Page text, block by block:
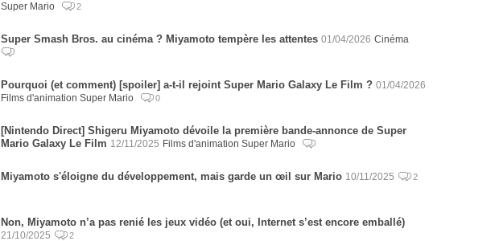
Super Mario
2
Super Smash Bros. au cinéma ? Miyamoto tempère les attentes 01/04/2026 Cinéma
Pourquoi (et comment) [spoiler] a-t-il rejoint Super Mario Galaxy Le Film ? 01/04/2026
Films d'animation Super Mario
0
[Nintendo Direct] Shigeru Miyamoto dévoile la première bande-annonce de Super
Mario Galaxy Le Film 12/11/2025 Films d'animation Super Mario
Miyamoto s'éloigne du développement, mais garde un œil sur Mario 10/11/2025 2
Non, Miyamoto n’a pas renié les jeux vidéo (et oui, Internet s’est encore emballé)
21/10/2025 2